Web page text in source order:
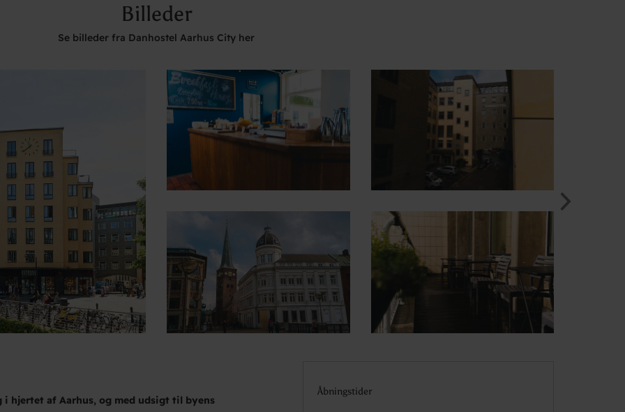
Billeder
Se billeder fra Danhostel Aarhus City her
hjertet af Aarhus, og med udsigt til byens
Åbningstider